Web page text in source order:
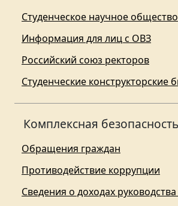
Студенческое научное общество
Информация для лиц с ОВЗ
Российский союз ректоров
Студенческие конструкторские
Комплексная безопасность
Обращения граждан
Противодействие коррупции
Сведения о доходах